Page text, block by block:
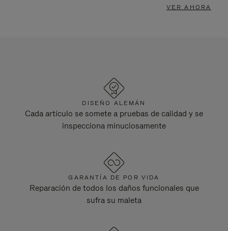
VER AHORA
DISEÑO ALEMÁN
Cada artículo se somete a pruebas de calidad y se
inspecciona minuciosamente
GARANTÍA DE POR VIDA
Reparación de todos los daños funcionales que
sufra su maleta